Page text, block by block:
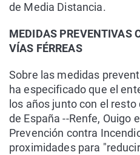
de Media Distancia.
MEDIDAS PREVENTIVAS
VÍAS FÉRREAS
Sobre las medidas
ha especificado que el
los años junto con el
de España --Renfe, Ouigo
Prevención contra
proximidades para